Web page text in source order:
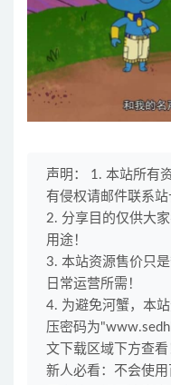
声明： 1. 本站所有
有侵权请邮件联系站
2. 分享目的仅供大
用途！
3. 本站资源售价只
日常运营所需！
4. 为避免河蟹，本
压密码为
文下载区域下方查看
新人必看：不会使用